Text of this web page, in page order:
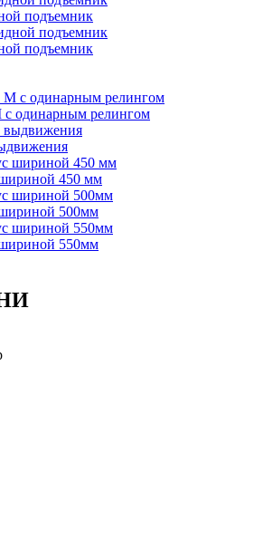
подъемник
подъемник
одинарным релингом
450 мм
500мм
550мм